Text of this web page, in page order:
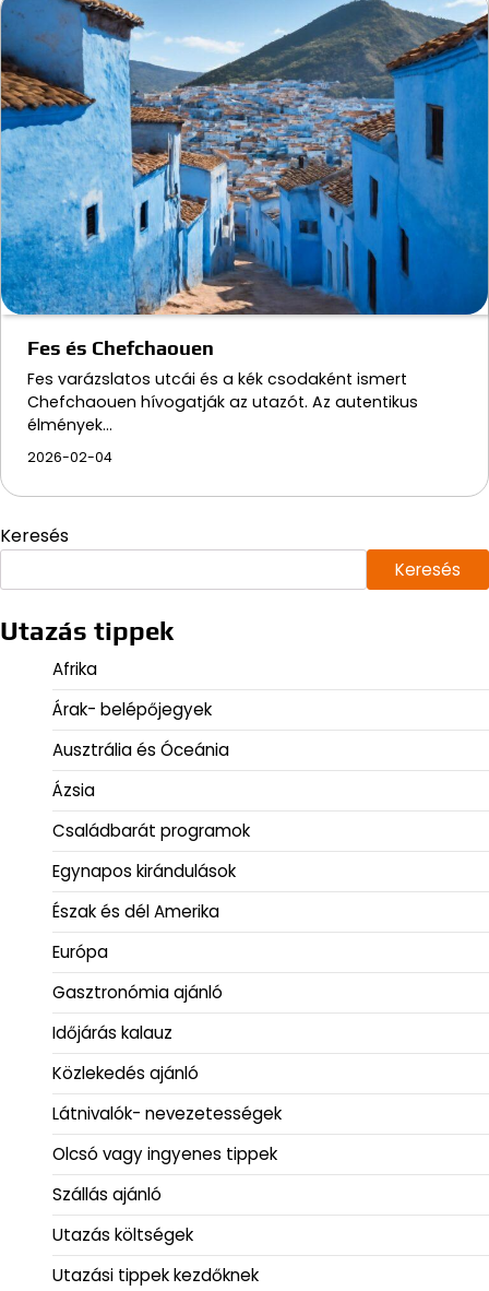
Fes és Chefchaouen
Fes varázslatos utcái és a kék csodaként ismert
Chefchaouen hívogatják az utazót. Az autentikus
élmények…
2026-02-04
Keresés
Keresés
Utazás tippek
Afrika
Árak- belépőjegyek
Ausztrália és Óceánia
Ázsia
Családbarát programok
Egynapos kirándulások
Észak és dél Amerika
Európa
Gasztronómia ajánló
Időjárás kalauz
Közlekedés ajánló
Látnivalók- nevezetességek
Olcsó vagy ingyenes tippek
Szállás ajánló
Utazás költségek
Utazási tippek kezdőknek